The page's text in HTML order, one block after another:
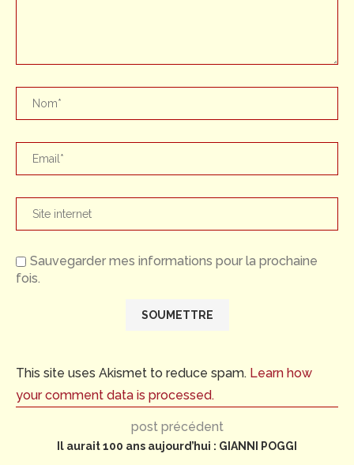
Sauvegarder mes informations pour la prochaine
fois.
This site uses Akismet to reduce spam. Learn how
your comment data is processed.
post précédent
Il aurait 100 ans aujourd’hui : GIANNI POGGI